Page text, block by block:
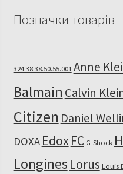
Позначки товарів
324.38.38.50.55.001 Anne
Balmain Calvin
Citizen Daniel
DOXA EdoxFC G-Shock
Longines Lorus Louis